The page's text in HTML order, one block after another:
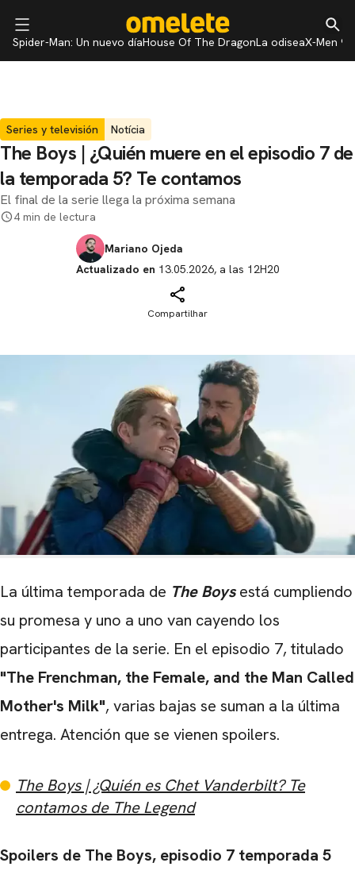
Spider-Man: Un nuevo díaHouse Of The DragonLa odiseaX-Men 97
Series y televisión Notícia
The Boys | ¿Quién muere en el episodio 7 de
la temporada 5? Te contamos
El final de la serie llega la próxima semana
4 min de lectura
Mariano Ojeda
Actualizado en 13.05.2026, a las 12H20
Compartilhar
La última temporada de The Boysestá cumpliendo
su promesa y uno a uno van cayendo los
participantes de la serie. En el episodio 7, titulado
"The Frenchman, the Female, and the Man Called
Mother's Milk", varias bajas se suman a la última
entrega. Atención que se vienen spoilers.
The Boys | ¿Quién es Chet Vanderbilt? Te
contamos de The Legend
Spoilers de The Boys, episodio 7 temporada 5